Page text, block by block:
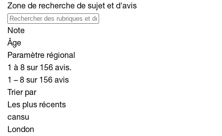
Zone de recherche de sujet et d'avis
Note
Âge
Paramètre régional
1 à 8 sur 156 avis.
1 – 8 sur 156 avis
Trier par
Les plus récents
cansu
London